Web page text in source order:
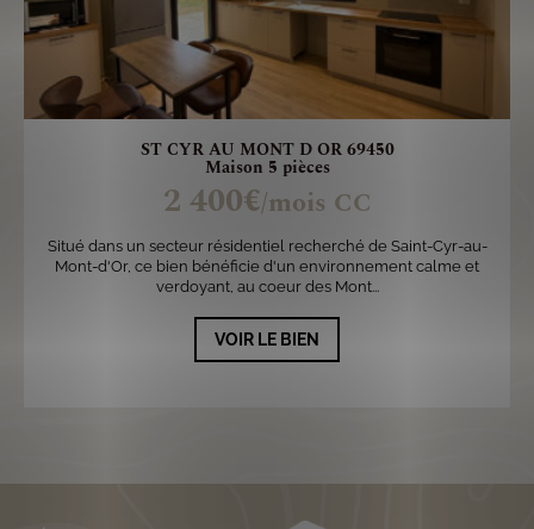
ST CYR AU MONT D OR 69450
Maison 5 pièces
2 400€/mois CC
Situé dans un secteur résidentiel recherché de Saint-Cyr-au-
Mont-d'Or, ce bien bénéficie d'un environnement calme et
verdoyant, au coeur des Mont...
VOIR LE BIEN